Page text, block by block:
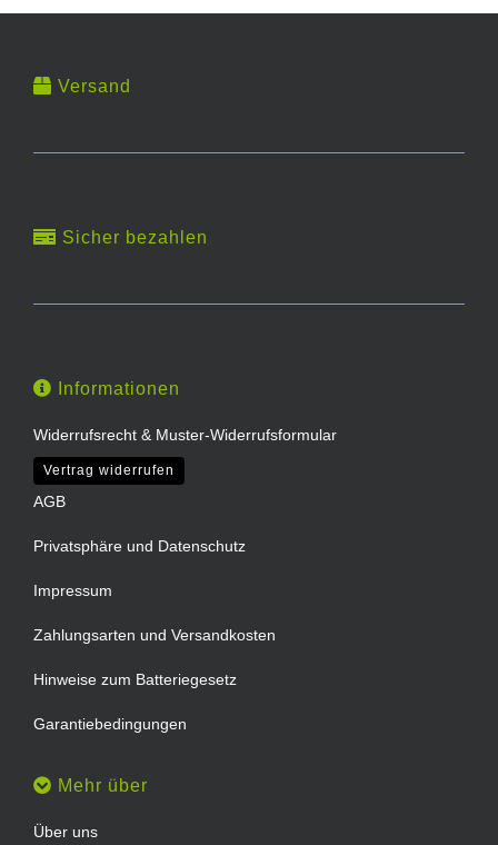
Versand
Sicher bezahlen
Informationen
Widerrufsrecht & Muster-Widerrufsformular
Vertrag widerrufen
AGB
Privatsphäre und Datenschutz
Impressum
Zahlungsarten und Versandkosten
Hinweise zum Batteriegesetz
Garantiebedingungen
Mehr über
Über uns